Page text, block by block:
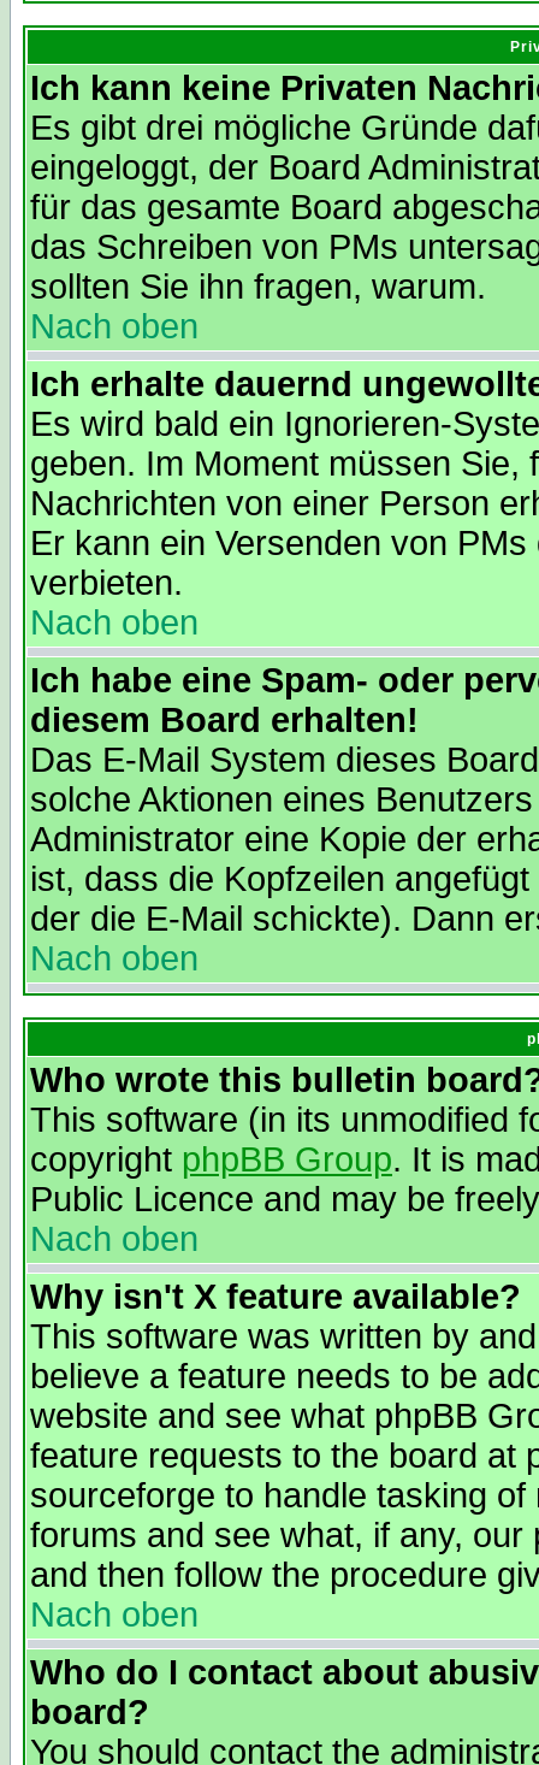
Ich kann keine Privaten
Es gibt drei mögliche Gründe
eingeloggt, der Board
für das gesamte Board
das Schreiben von PMs
sollten Sie ihn fragen, warum.
Nach oben
Ich erhalte dauernd
Es wird bald ein Ignorieren-
geben. Im Moment müssen
Nachrichten von einer Person
Er kann ein Versenden von
verbieten.
Nach oben
Ich habe eine Spam- oder
diesem Board erhalten!
Das E-Mail System dieses
solche Aktionen eines
Administrator eine Kopie der
ist, dass die Kopfzeilen
der die E-Mail schickte). Dann
Nach oben
Who wrote this bulletin
This software (in its unmodified
copyright phpBB Group. It is
Public Licence and may be
Nach oben
Why isn't X feature available?
This software was written by
believe a feature needs to be
website and see what phpBB
feature requests to the board at
sourceforge to handle tasking
forums and see what, if any,
and then follow the procedure
Nach oben
Who do I contact about
board?
You should contact the